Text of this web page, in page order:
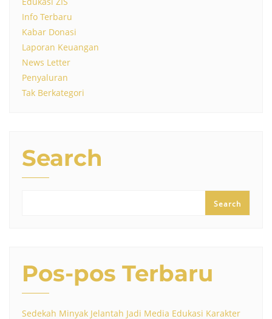
Info Terbaru
Kabar Donasi
Laporan Keuangan
News Letter
Penyaluran
Tak Berkategori
Search
Search
Pos-pos Terbaru
Sedekah Minyak Jelantah Jadi Media Edukasi Karakter